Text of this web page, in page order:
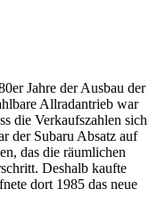
Jahre der Ausbau der
Allradantrieb war
die Verkaufszahlen sich
der Subaru Absatz auf
das die räumlichen
Deshalb kaufte
dort 1985 das neue